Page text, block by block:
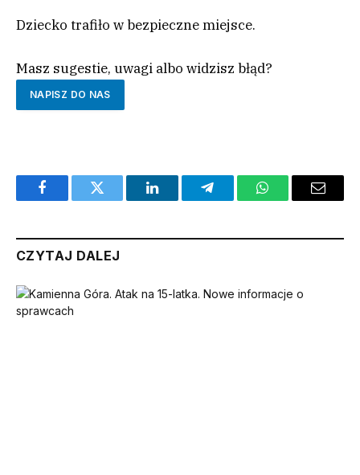
Dziecko trafiło w bezpieczne miejsce.
Masz sugestie, uwagi albo widzisz błąd?
NAPISZ DO NAS
FacebookTwitter LinkedInTelegramWhatsAppEmail
CZYTAJ DALEJ